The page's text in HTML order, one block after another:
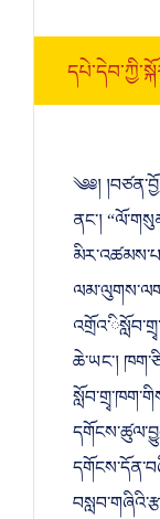
༄༅།
ནང་།
ཆེ་ཡང་།